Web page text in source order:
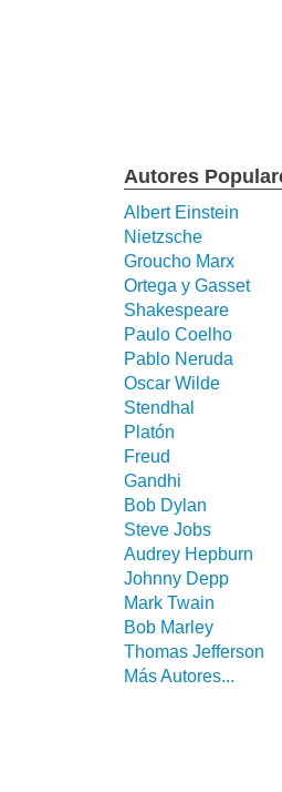
Autores
Albert Einstein
Nietzsche
Groucho Marx
Ortega y Gasset
Shakespeare
Paulo Coelho
Pablo Neruda
Oscar Wilde
Stendhal
Platón
Freud
Gandhi
Bob Dylan
Steve Jobs
Audrey Hepburn
Johnny Depp
Mark Twain
Bob Marley
Thomas Jefferson
Más Autores...